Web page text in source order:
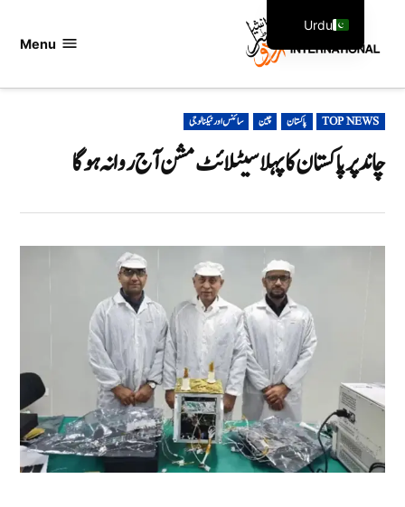
Menu
POSTED
IN
TOP NEWS پاکستان چین سائنس اور ٹیکنالوجی
چاند پر پاکستان کا پہلا سیٹلائٹ مشن آج روانہ ہوگا
Urdu
English